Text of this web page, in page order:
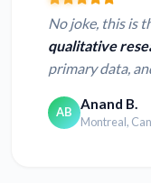
No joke, this is
qualitative
primary data,
AB Anand B.
Montreal,